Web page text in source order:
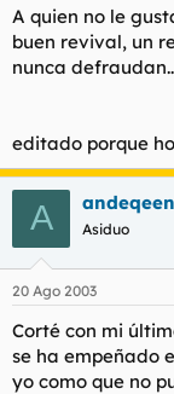
r
d
e
l
m
n
c
i
A quien no le
buen revival, un
nunca
editado porque
A andeqeen
Asiduo
20 Ago 2003
Corté con mi
se ha empeñado
yo como que no